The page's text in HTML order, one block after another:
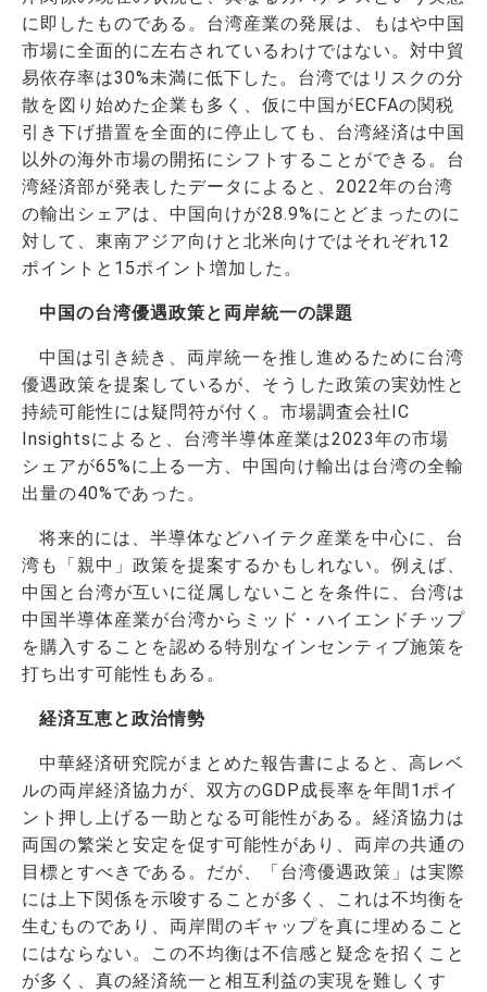
に即したものである。台湾産業の発展は、もはや中国
市場に全面的に左右されているわけではない。対中貿
易依存率は30%未満に低下した。台湾ではリスクの分
散を図り始めた企業も多く、仮に中国がECFAの関税
引き下げ措置を全面的に停止しても、台湾経済は中国
以外の海外市場の開拓にシフトすることができる。台
湾経済部が発表したデータによると、2022年の台湾
の輸出シェアは、中国向けが28.9%にとどまったのに
対して、東南アジア向けと北米向けではそれぞれ12
ポイントと15ポイント増加した。
中国の台湾優遇政策と両岸統一の課題
中国は引き続き、両岸統一を推し進めるために台湾
優遇政策を提案しているが、そうした政策の実効性と
持続可能性には疑問符が付く。市場調査会社IC
Insightsによると、台湾半導体産業は2023年の市場
シェアが65%に上る一方、中国向け輸出は台湾の全輸
出量の40%であった。
将来的には、半導体などハイテク産業を中心に、台
湾も「親中」政策を提案するかもしれない。例えば、
中国と台湾が互いに従属しないことを条件に、台湾は
中国半導体産業が台湾からミッド・ハイエンドチップ
を購入することを認める特別なインセンティブ施策を
打ち出す可能性もある。
経済互恵と政治情勢
中華経済研究院がまとめた報告書によると、高レベ
ルの両岸経済協力が、双方のGDP成長率を年間1ポイ
ント押し上げる一助となる可能性がある。経済協力は
両国の繁栄と安定を促す可能性があり、両岸の共通の
目標とすべきである。だが、「台湾優遇政策」は実際
には上下関係を示唆することが多く、これは不均衡を
生むものであり、両岸間のギャップを真に埋めること
にはならない。この不均衡は不信感と疑念を招くこと
が多く、真の経済統一と相互利益の実現を難しくす